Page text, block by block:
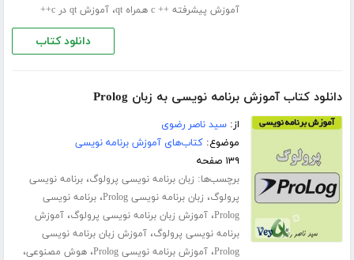
آموزش پیشرفته ++ c همراه qt
،آموزش qt در c++
دانلود کتاب
دانلود کتاب آموزش برنامه نویسی به زبان Prolog
از:سید ناصر رضوی
موضوع:کتاب‌های آموزش برنامه نویسی
۱۳۹ صفحه
برچسب‌ها: زبان برنامه نویسی پرولوگ،برنامه نویسی
پرولوگ، زبان برنامه نویسی Prolog ،برنامه نویسی
Prolog،آموزش زبان برنامه نویسی پرولوگ،آموزش
برنامه نویسی پرولوگ،آموزش زبان برنامه نویسی
Prolog،آموزش برنامه نویسی Prolog ،هوش مصنوعی،